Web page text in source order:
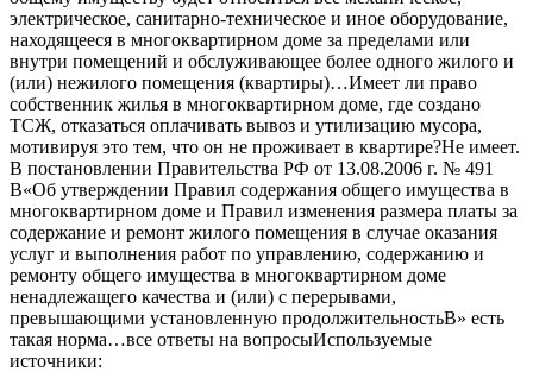
электрическое, санитарно-техническое и иное оборудование,
находящееся в многоквартирном доме за пределами или
внутри помещений и обслуживающее более одного жилого и
(или) нежилого помещения (квартиры)…Имеет ли право
собственник жилья в многоквартирном доме, где создано
ТСЖ, отказаться оплачивать вывоз и утилизацию мусора,
мотивируя это тем, что он не проживает в квартире?Не имеет.
В постановлении Правительства РФ от 13.08.2006 г. № 491
В«Об утверждении Правил содержания общего имущества в
многоквартирном доме и Правил изменения размера платы за
содержание и ремонт жилого помещения в случае оказания
услуг и выполнения работ по управлению, содержанию и
ремонту общего имущества в многоквартирном доме
ненадлежащего качества и (или) с перерывами,
превышающими установленную продолжительностьВ» есть
такая норма…все ответы на вопросыИспользуемые
источники: